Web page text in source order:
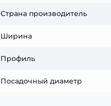
Страна производитель
Ширина
Профиль
Посадочный диаметр